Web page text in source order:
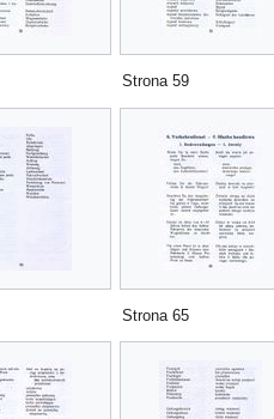
Strona 59
Strona 65